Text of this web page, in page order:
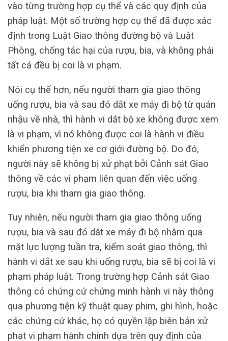
vào từng trường hợp cụ thể và các quy định của
pháp luật. Một số trường hợp cụ thể đã được xác
định trong Luật Giao thông đường bộ và Luật
Phòng, chống tác hại của rượu, bia, và không phải
tất cả đều bị coi là vi phạm.
Nói cụ thể hơn, nếu người tham gia giao thông
uống rượu, bia và sau đó dắt xe máy đi bộ từ quán
nhậu về nhà, thì hành vi dắt bộ xe không được xem
là vi phạm, vì nó không được coi là hành vi điều
khiển phương tiện xe cơ giới đường bộ. Do đó,
người này sẽ không bị xử phạt bởi Cảnh sát Giao
thông về các vi phạm liên quan đến việc uống
rượu, bia khi tham gia giao thông.
Tuy nhiên, nếu người tham gia giao thông uống
rượu, bia và sau đó dắt xe máy đi bộ nhằm qua
mặt lực lượng tuần tra, kiểm soát giao thông, thì
hành vi dắt xe sau khi uống rượu, bia sẽ bị coi là vi
phạm pháp luật. Trong trường hợp Cảnh sát Giao
thông có chứng cứ chứng minh hành vi này thông
qua phương tiện kỹ thuật quay phim, ghi hình, hoặc
các chứng cứ khác, họ có quyền lập biên bản xử
phạt vi phạm hành chính dựa trên quy định của